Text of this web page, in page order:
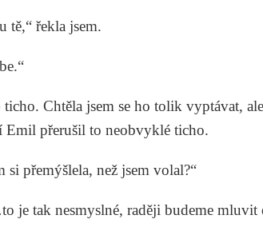
tě,“ řekla jsem.
ticho. Chtěla jsem se ho tolik vyptávat,
Emil přerušil to neobvyklé ticho.
si přemýšlela, než jsem volal?“
je tak nesmyslné, raději budeme mluvit